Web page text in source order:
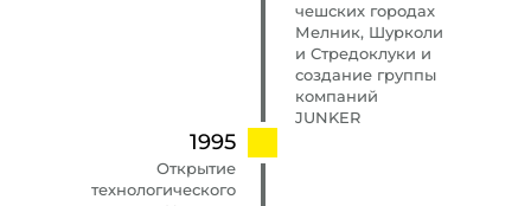
чешских городах
Мелник, Шурколи
и Стредоклуки и
создание группы
компаний
JUNKER
1995
Открытие
технологического